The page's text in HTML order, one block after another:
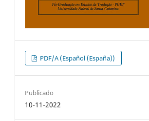
PDF/A (Español (España))
Publicado
10-11-2022